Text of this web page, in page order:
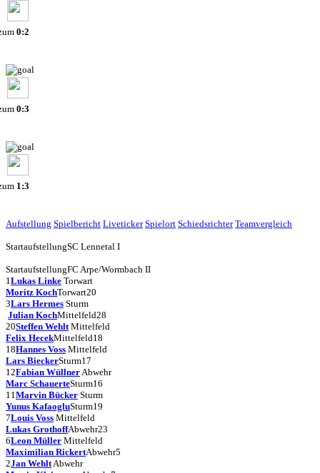
0:2
0:3
1:3
Aufstellung Spielbericht Liveticker Spielort Schiedsrichter Teamvergleich
StartaufstellungSC Lennetal I
StartaufstellungFC Arpe/Wormbach II
1Lukas Linke Torwart
Moritz KochTorwart20
3Lars Hermes Sturm
Julian KochMittelfeld28
20Steffen Wehlt Mittelfeld
Felix HecekMittelfeld18
18Hannes Voss Mittelfeld
Lars BieckerSturm17
12Fabian WüllnerAbwehr
Marc SchauerteSturm16
11Marvin Bücker Sturm
Yunus KafaogluSturm19
7Louis Voss Mittelfeld
Lukas GrothoffAbwehr23
6Leon Müller Mittelfeld
Maximilian RickertAbwehr5
2Jan WehltAbwehr